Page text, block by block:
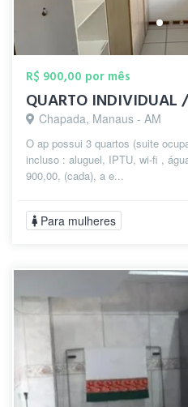
R$ 900,00 por mês
Chapada, Manaus - AM
O ap possui 3 quartos (suite
incluso : aluguel, IPTU, wi-fi ,
900,00, (cada), a e...
Para mulheres